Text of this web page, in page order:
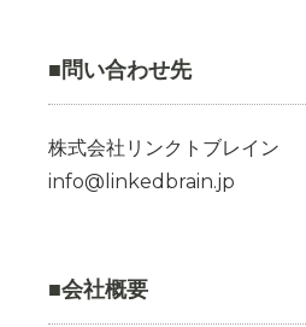
■問い合わせ先
株式会社リンクトブレイン
info@linkedbrain.jp
■会社概要